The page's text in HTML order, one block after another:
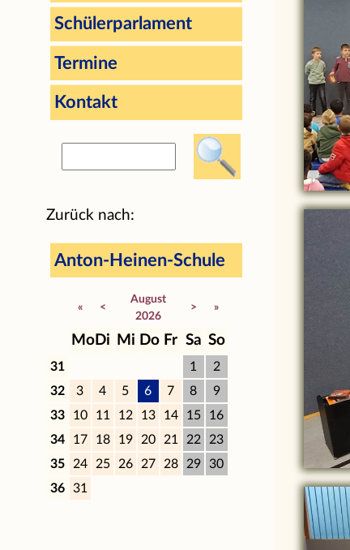
Schülerparlament
Termine
Kontakt
Zurück nach:
Anton-Heinen-Schule